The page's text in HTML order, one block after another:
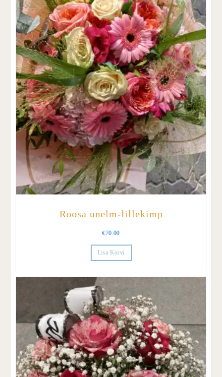
Roosa unelm-lillekimp
€70.00
Lisa Korvi